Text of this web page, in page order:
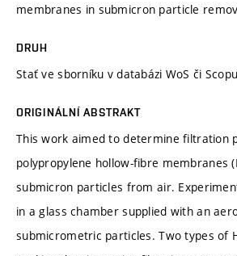
membranes in submicron particle
DRUH
Stať ve sborníku v databázi WoS či
ORIGINÁLNÍ ABSTRAKT
This work aimed to determine filtration
polypropylene hollow-fibre membranes
submicron particles from air.
in a glass chamber supplied with an
submicrometric particles. Two types of